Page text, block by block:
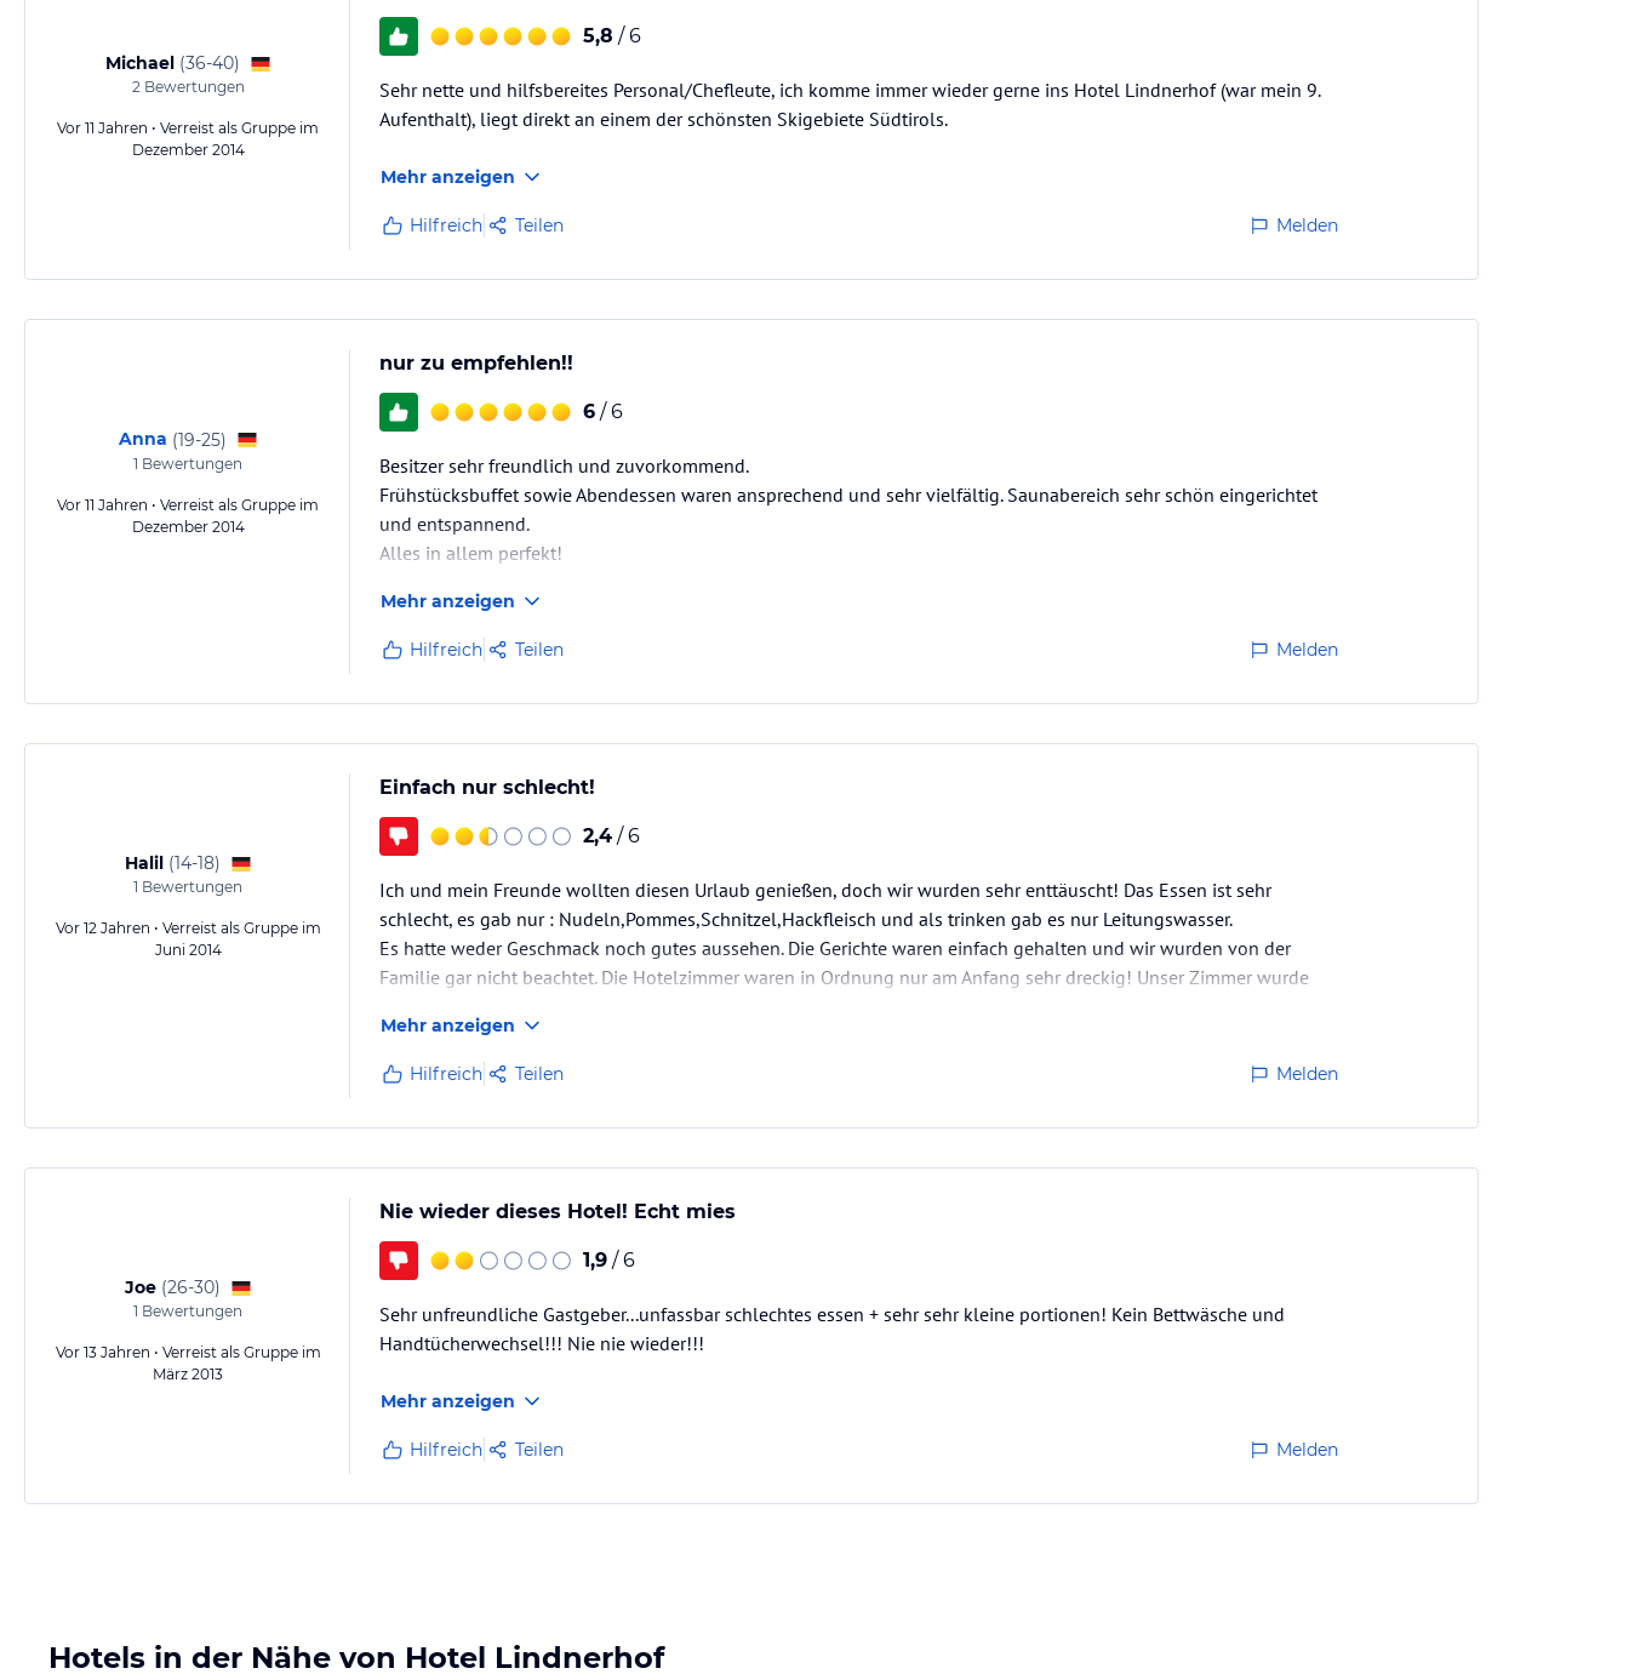
Michael (36-40)
2Bewertungen
Vor 11 Jahren • Verreist als Gruppe im
Dezember 2014
5,8 / 6
Sehr nette und hilfsbereites Personal/Chefleute, ich komme immer wieder gerne ins Hotel Lindnerhof (war mein 9.
Aufenthalt), liegt direkt an einem der schönsten Skigebiete Südtirols.
Mehr anzeigen
Hilfreich Teilen Melden
Anna (19-25)
1 Bewertungen
Vor 11 Jahren • Verreist als Gruppe im
Dezember 2014
nur zu empfehlen!!
6 / 6
Besitzer sehr freundlich und zuvorkommend.
Frühstücksbuffet sowie Abendessen waren ansprechend und sehr vielfältig. Saunabereich sehr schön eingerichtet
und entspannend.
Alles in allem perfekt!
Mehr anzeigen
Hilfreich Teilen Melden
Halil (14-18)
1 Bewertungen
Vor 12 Jahren • Verreist als Gruppe im
Juni 2014
Einfach nur schlecht!
2,4 / 6
Ich und mein Freunde wollten diesen Urlaub genießen, doch wir wurden sehr enttäuscht! Das Essen ist sehr
schlecht, es gab nur : Nudeln,Pommes,Schnitzel,Hackfleisch und als trinken gab es nur Leitungswasser.
Es hatte weder Geschmack noch gutes aussehen. Die Gerichte waren einfach gehalten und wir wurden von der
Familie gar nicht beachtet. Die Hotelzimmer waren in Ordnung nur am Anfang sehr dreckig! Unser Zimmer wurde
Mehr anzeigen
Hilfreich Teilen Melden
Joe (26-30)
1 Bewertungen
Vor 13 Jahren • Verreist als Gruppe im
März 2013
Nie wieder dieses Hotel! Echt mies
1,9 / 6
Sehr unfreundliche Gastgeber...unfassbar schlechtes essen + sehr sehr kleine portionen! Kein Bettwäsche und
Handtücherwechsel!!! Nie nie wieder!!!
Mehr anzeigen
Hilfreich Teilen Melden
Hotels in der Nähe von Hotel Lindnerhof